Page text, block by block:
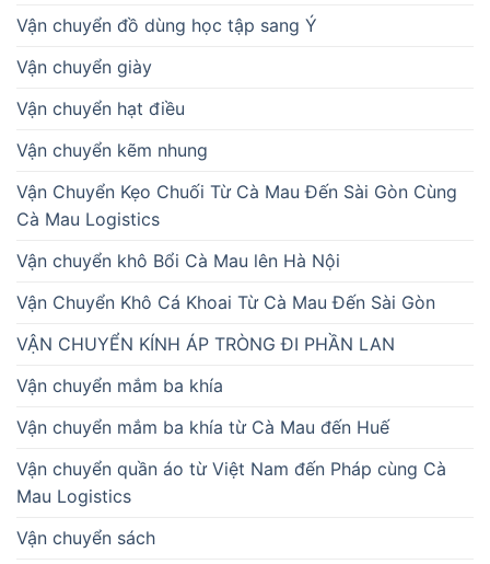
Vận chuyển đồ dùng học tập sang Ý
Vận chuyển giày
Vận chuyển hạt điều
Vận chuyển kẽm nhung
Vận Chuyển Kẹo Chuối Từ Cà Mau Đến Sài Gòn Cùng
Cà Mau Logistics
Vận chuyển khô Bổi Cà Mau lên Hà Nội
Vận Chuyển Khô Cá Khoai Từ Cà Mau Đến Sài Gòn
VẬN CHUYỂN KÍNH ÁP TRÒNG ĐI PHẦN LAN
Vận chuyển mắm ba khía
Vận chuyển mắm ba khía từ Cà Mau đến Huế
Vận chuyển quần áo từ Việt Nam đến Pháp cùng Cà
Mau Logistics
Vận chuyển sách